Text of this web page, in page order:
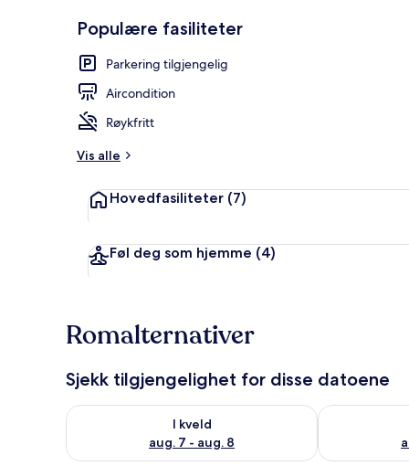
Populære fasiliteter
Parkering tilgjengelig
Aircondition
Røykfritt
Vis alle
Hovedfasiliteter (7)
Føl deg som hjemme (4)
Romalternativer
Sjekk tilgjengelighet for disse datoene
I kveld
aug. 7 - aug. 8
Sjekk tilgjengelighet for i kveld, aug. 7 - aug. 8
Sjekk